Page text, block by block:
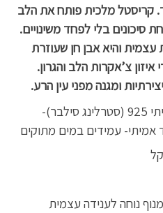
קריסטל מלכית פותח את הלב
סיכונים בלי לפחד משינויים.
עצמית והיא אבן חן שעוזרת
צ’אקרות הלב והגרון.
ומגנה מפני עין הרע.
העגילים מיוצרים מכסף אמיתי 925 (סטרלינג סילבר)-
אמיתי- עמידים במים מתוקים
נוחה לענידה עצמית